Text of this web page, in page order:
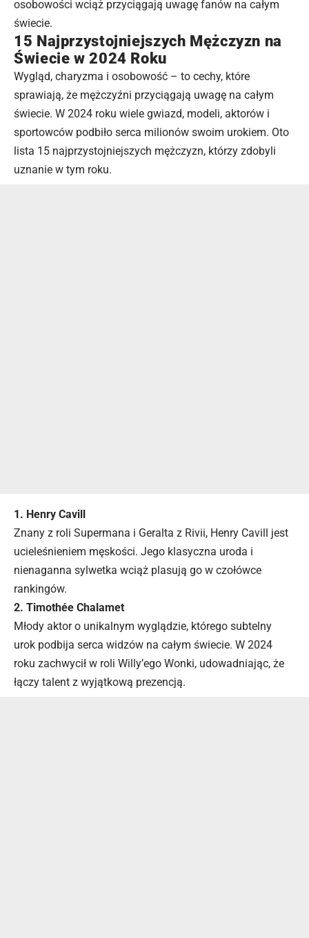
osobowości wciąż przyciągają uwagę fanów na całym
świecie.
15 Najprzystojniejszych Mężczyzn na
Świecie w 2024 Roku
Wygląd, charyzma i osobowość – to cechy, które
sprawiają, że mężczyźni przyciągają uwagę na całym
świecie. W 2024 roku wiele gwiazd, modeli, aktorów i
sportowców podbiło serca milionów swoim urokiem. Oto
lista 15 najprzystojniejszych mężczyzn, którzy zdobyli
uznanie w tym roku.
1. Henry Cavill
Znany z roli Supermana i Geralta z Rivii, Henry Cavill jest
ucieleśnieniem męskości. Jego klasyczna uroda i
nienaganna sylwetka wciąż plasują go w czołówce
rankingów.
2. Timothée Chalamet
Młody aktor o unikalnym wyglądzie, którego subtelny
urok podbija serca widzów na całym świecie. W 2024
roku zachwycił w roli Willy’ego Wonki, udowadniając, że
łączy talent z wyjątkową prezencją.